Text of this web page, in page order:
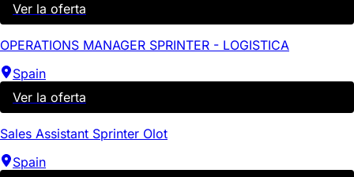
Ver la oferta
OPERATIONS MANAGER SPRINTER - LOGISTICA
Spain
Ver la oferta
Sales Assistant Sprinter Olot
Spain